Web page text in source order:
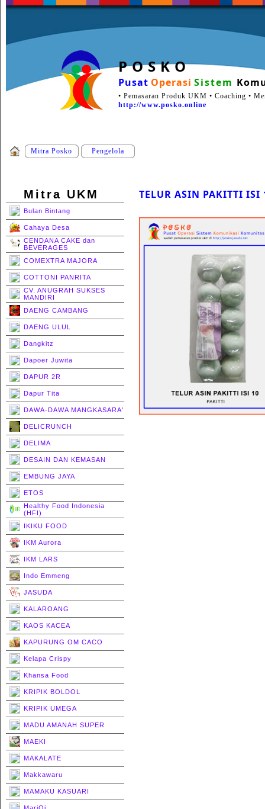
P O S K O
Pusat Operasi Sistem
• Pemasaran Produk UKM • Coaching •
http://www.posko.online
Mitra Posko Pengelola
Mitra UKM
Bulan Bintang
Cahaya Desa
CENDANA CAKE dan
BEVERAGES
COMEXTRA MAJORA
COTTONI PANRITA
CV. ANUGRAH SUKSES
MANDIRI
DAENG CAMBANG
DAENG ULUL
Dangkitz
Dapoer Juwita
DAPUR 2R
Dapur Tita
DAWA-DAWA MANGKASARA'
DELICRUNCH
DELIMA
DESAIN DAN KEMASAN
EMBUNG JAYA
ETOS
Healthy Food Indonesia
(HFI)
IKIKU FOOD
IKM Aurora
IKM LARS
Indo Emmeng
JASUDA
KALAROANG
KAOS KACEA
KAPURUNG OM CACO
Kelapa Crispy
Khansa Food
KRIPIK BOLDOL
KRIPIK UMEGA
MADU AMANAH SUPER
MAEKI
MAKALATE
Makkawaru
MAMAKU KASUARI
TELUR ASIN PAKITTI ISI